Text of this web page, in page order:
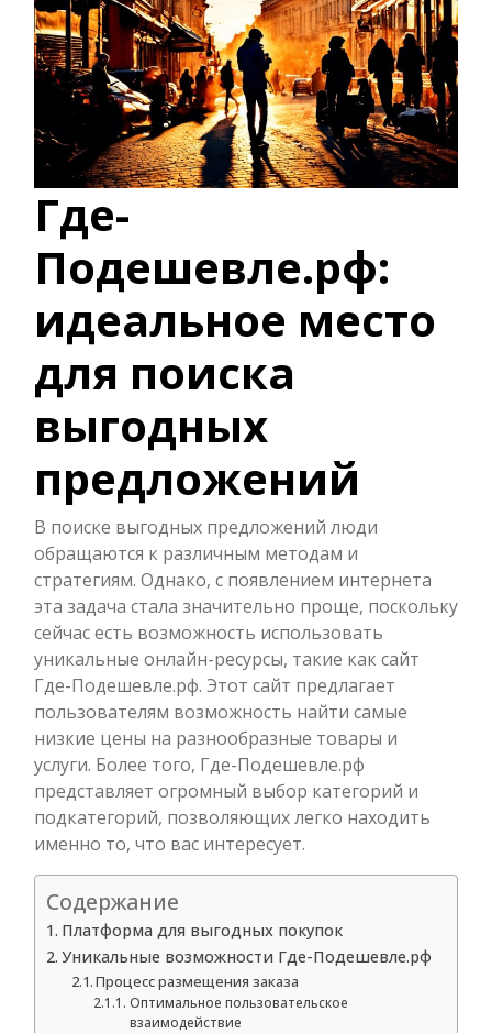
Где-
Подешевле.рф:
идеальное место
для поиска
выгодных
предложений
В поиске выгодных предложений люди
обращаются к различным методам и
стратегиям. Однако, с появлением интернета
эта задача стала значительно проще, поскольку
сейчас есть возможность использовать
уникальные онлайн-ресурсы, такие как сайт
Где-Подешевле.рф. Этот сайт предлагает
пользователям возможность найти самые
низкие цены на разнообразные товары и
услуги. Более того, Где-Подешевле.рф
представляет огромный выбор категорий и
подкатегорий, позволяющих легко находить
именно то, что вас интересует.
Содержание
Платформа для выгодных покупок
Уникальные возможности Где-Подешевле.рф
Процесс размещения заказа
Оптимальное пользовательское
взаимодействие